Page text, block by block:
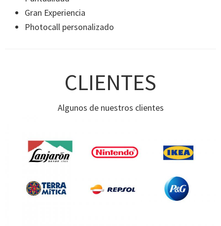
Gran Experiencia
Photocall personalizado
CLIENTES
Algunos de nuestros clientes